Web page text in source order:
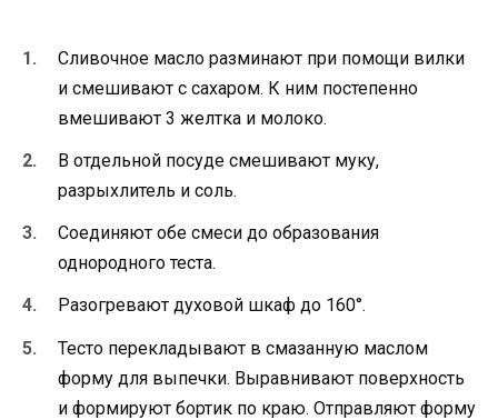
Сливочное масло разминают при помощи вилки
и смешивают с сахаром. К ним постепенно
вмешивают 3 желтка и молоко.
В отдельной посуде смешивают муку,
разрыхлитель и соль.
Соединяют обе смеси до образования
однородного теста.
Разогревают духовой шкаф до 160°.
Тесто перекладывают в смазанную маслом
форму для выпечки. Выравнивают поверхность
и формируют бортик по краю. Отправляют форму